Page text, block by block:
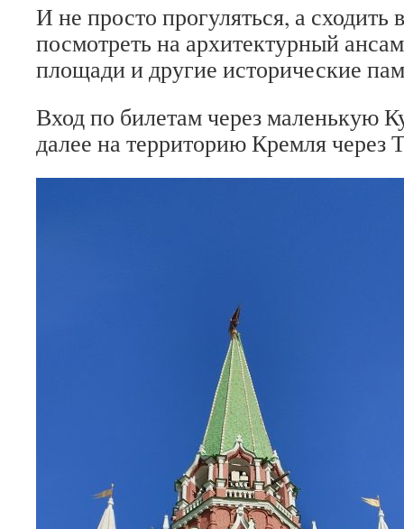
И не просто прогуляться, а
посмотреть на архитектурный
площади и другие исторические
Вход по билетам через маленькую
далее на территорию Кремля через